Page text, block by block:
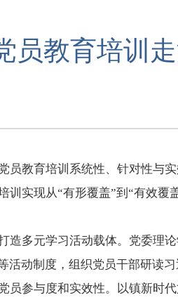
员教育培训
教育培训系统性、针对性与
实现从“有形覆盖”到“有效覆
造多元学习活动载体。党委理
活动制度，组织党员干部研读
员参与度和实效性。以镇新时